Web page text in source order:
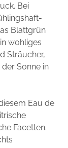
Bei
Blattgrün
wohliges
Sträucher,
Sonne in
Eau de
Facetten.